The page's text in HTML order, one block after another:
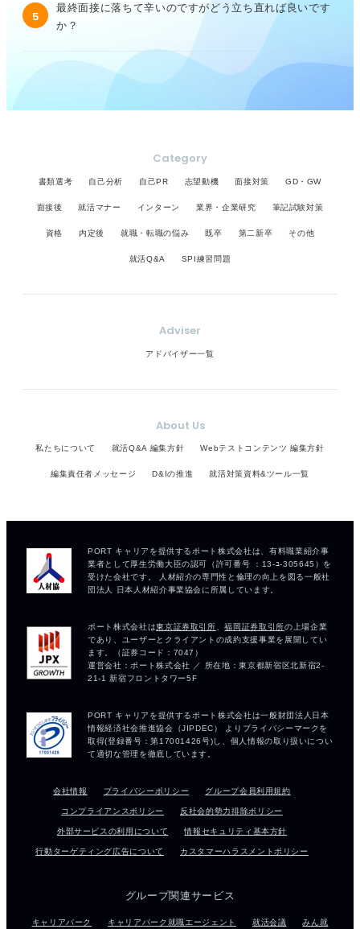
5
最終面接に落ちて辛いのですがどう立ち直れば良いです
か？
Category
書類選考 自己分析 自己PR 志望動機 面接対策 GD・GW
面接後 就活マナー インターン 業界・企業研究 筆記試験対策
資格 内定後 就職・転職の悩み 既卒 第二新卒 その他
就活Q&A SPI練習問題
Adviser
アドバイザー一覧
About Us
私たちについて 就活Q&A 編集方針 Webテストコンテンツ 編集方針
編集責任者メッセージ D&Iの推進 就活対策資料&ツール一覧
会社情報 プライバシーポリシー グループ会員利用規約
コンプライアンスポリシー 反社会的勢力排除ポリシー
外部サービスの利用について 情報セキュリティ基本方針
行動ターゲティング広告について カスタマーハラスメントポリシー